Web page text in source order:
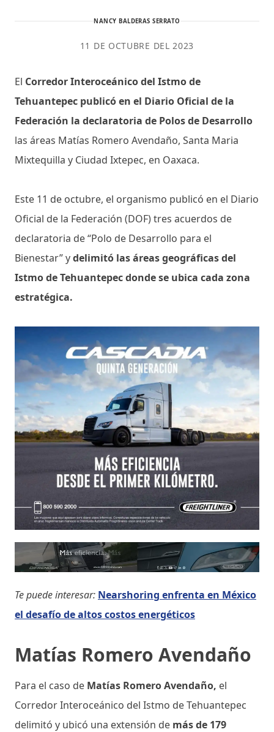
NANCY BALDERAS SERRATO
11 DE OCTUBRE DEL 2023
El Corredor Interoceánico del Istmo de
Tehuantepec publicó en el Diario Oficial de la
Federación la declaratoria de Polos de Desarrollo
las áreas Matías Romero Avendaño, Santa Maria
Mixtequilla y Ciudad Ixtepec, en Oaxaca.
Este 11 de octubre, el organismo publicó en el Diario
Oficial de la Federación (DOF) tres acuerdos de
declaratoria de “Polo de Desarrollo para el
Bienestar” ydelimitó las áreas geográficas del
Istmo de Tehuantepec donde se ubica cada zona
estratégica.
Te puede interesar: Nearshoring enfrenta en México
el desafío de altos costos energéticos
Matías Romero Avendaño
Para el caso de Matías Romero Avendaño, el
Corredor Interoceánico del Istmo de Tehuantepec
delimitó y ubicó una extensión de más de 179